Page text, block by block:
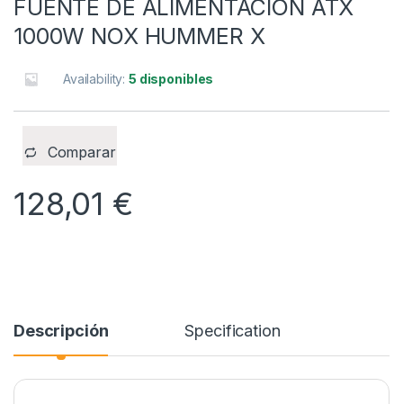
FUENTE DE ALIMENTACION ATX
1000W NOX HUMMER X
Availability:5 disponibles
Comparar
128,01 €
Descripción Specification